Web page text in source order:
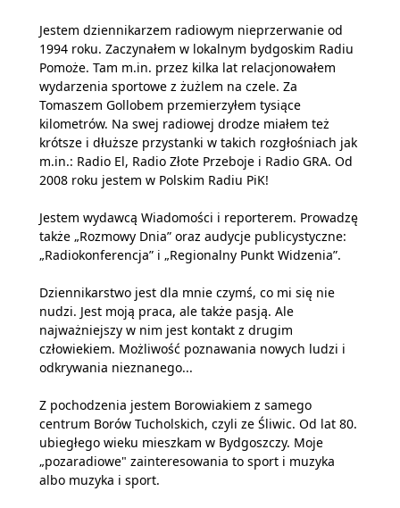
Jestem dziennikarzem radiowym nieprzerwanie od
1994 roku. Zaczynałem w lokalnym bydgoskim Radiu
Pomoże. Tam m.in. przez kilka lat relacjonowałem
wydarzenia sportowe z żużlem na czele. Za
Tomaszem Gollobem przemierzyłem tysiące
kilometrów. Na swej radiowej drodze miałem też
krótsze i dłuższe przystanki w takich rozgłośniach jak
m.in.: Radio El, Radio Złote Przeboje i Radio GRA. Od
2008 roku jestem w Polskim Radiu PiK!
Jestem wydawcą Wiadomości i reporterem. Prowadzę
także „Rozmowy Dnia” oraz audycje publicystyczne:
„Radiokonferencja” i „Regionalny Punkt Widzenia”.
Dziennikarstwo jest dla mnie czymś, co mi się nie
nudzi. Jest moją praca, ale także pasją. Ale
najważniejszy w nim jest kontakt z drugim
człowiekiem. Możliwość poznawania nowych ludzi i
odkrywania nieznanego...
Z pochodzenia jestem Borowiakiem z samego
centrum Borów Tucholskich, czyli ze Śliwic. Od lat 80.
ubiegłego wieku mieszkam w Bydgoszczy. Moje
„pozaradiowe" zainteresowania to sport i muzyka
albo muzyka i sport.